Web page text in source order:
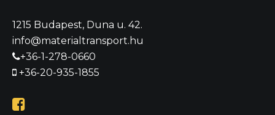
1215 Budapest, Duna u. 42.
info@materialtransport.hu
+36-1-278-0660
+36-20-935-1855
